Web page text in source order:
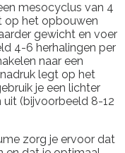
mesocyclus van 4
op het opbouwen
gewicht en voer
4-6 herhalingen per
naar een
legt op het
je een lichter
uit (bijvoorbeeld 8-12
zorg je ervoor dat